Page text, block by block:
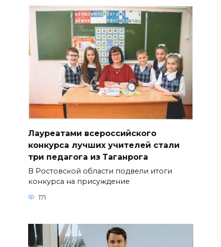
Лауреатами всероссийского
конкурса лучших учителей стали
три педагога из Таганрога
В Ростовской области подвели итоги
конкурса на присуждение
171